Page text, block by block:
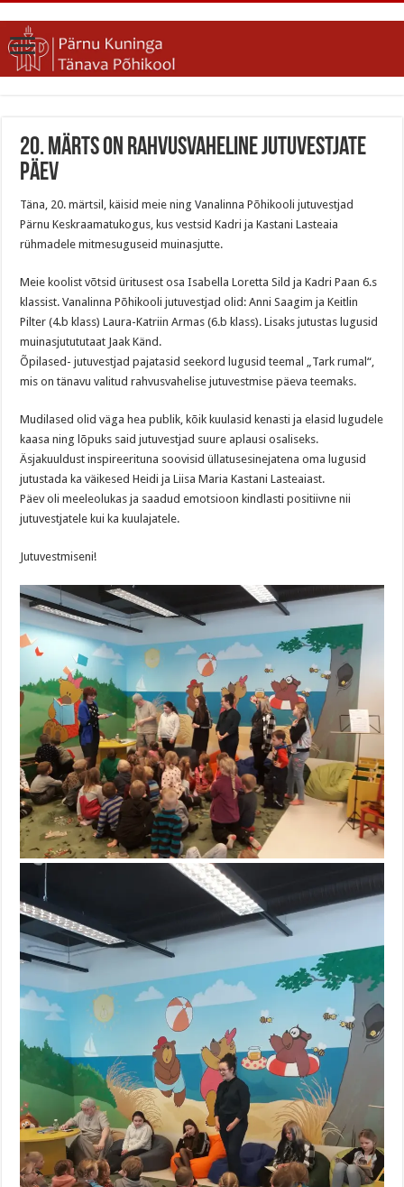
20. märts on rahvusvaheline jutuvestjate
päev
Täna, 20. märtsil, käisid meie ning Vanalinna Põhikooli jutuvestjad
Pärnu Keskraamatukogus, kus vestsid Kadri ja Kastani Lasteaia
rühmadele mitmesuguseid muinasjutte.
Meie koolist võtsid üritusest osa Isabella Loretta Sild ja Kadri Paan 6.s
klassist. Vanalinna Põhikooli jutuvestjad olid: Anni Saagim ja Keitlin
Pilter (4.b klass) Laura-Katriin Armas (6.b klass). Lisaks jutustas lugusid
muinasjutututaat Jaak Känd.
Õpilased- jutuvestjad pajatasid seekord lugusid teemal „Tark rumal“,
mis on tänavu valitud rahvusvahelise jutuvestmise päeva teemaks.
Mudilased olid väga hea publik, kõik kuulasid kenasti ja elasid lugudele
kaasa ning lõpuks said jutuvestjad suure aplausi osaliseks.
Äsjakuuldust inspireerituna soovisid üllatusesinejatena oma lugusid
jutustada ka väikesed Heidi ja Liisa Maria Kastani Lasteaiast.
Päev oli meeleolukas ja saadud emotsioon kindlasti positiivne nii
jutuvestjatele kui ka kuulajatele.
Jutuvestmiseni!